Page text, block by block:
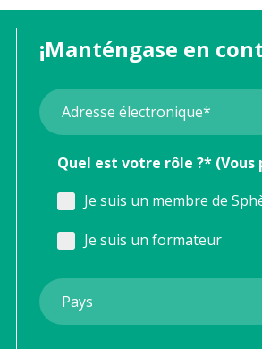
¡Manténgase en
Quel est votre rôle ?*
Je suis un membre de
Je suis un formateur